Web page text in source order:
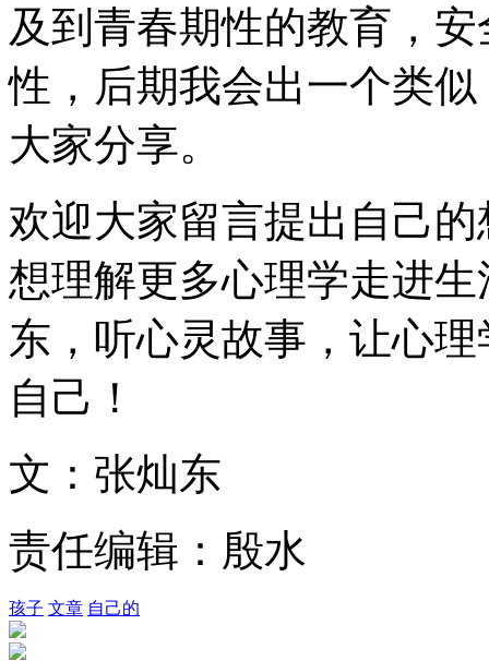
及到青春期性的教育，
性，后期我会出一个类
大家分享。
欢迎大家留言提出自己
想理解更多心理学走进
东，听心灵故事，让心
自己！
文：张灿东
责任编辑：殷水
孩子 文章 自己的